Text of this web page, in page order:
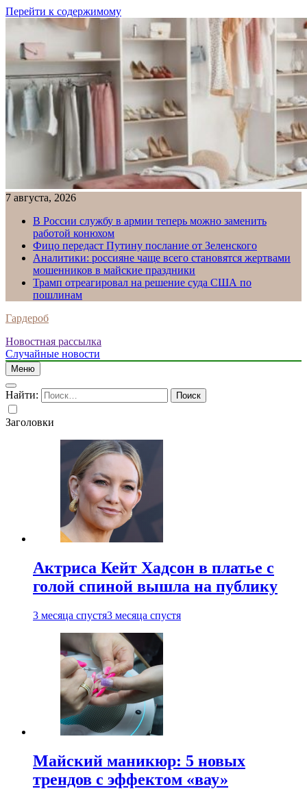
Перейти к содержимому
7 августа, 2026
В России службу в армии теперь можно заменить
работой конюхом
Фицо передаст Путину послание от Зеленского
Аналитики: россияне чаще всего становятся жертвами
мошенников в майские праздники
Трамп отреагировал на решение суда США по
пошлинам
Гардероб
Новостная рассылка
Случайные новости
Меню
Найти:
Заголовки
Актриса Кейт Хадсон в платье с
голой спиной вышла на публику
3 месяца спустя3 месяца спустя
Майский маникюр: 5 новых
трендов с эффектом «вау»